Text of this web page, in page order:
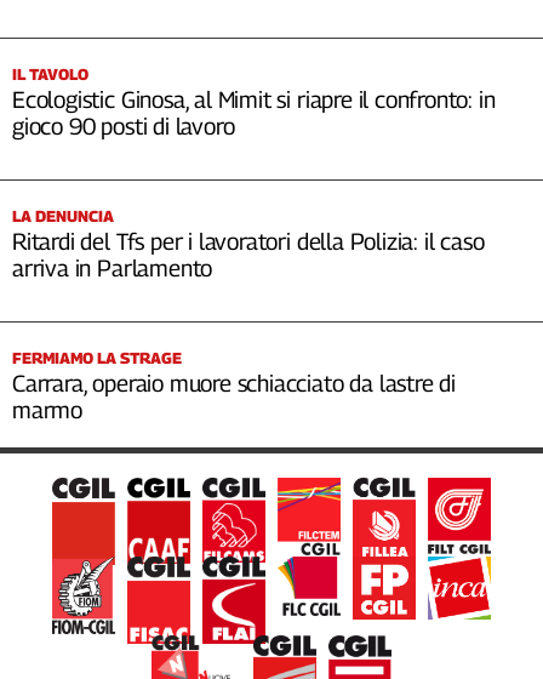
IL TAVOLO
Ecologistic Ginosa, al Mimit si riapre il confronto: in
gioco 90 posti di lavoro
LA DENUNCIA
Ritardi del Tfs per i lavoratori della Polizia: il caso
arriva in Parlamento
FERMIAMO LA STRAGE
Carrara, operaio muore schiacciato da lastre di
marmo